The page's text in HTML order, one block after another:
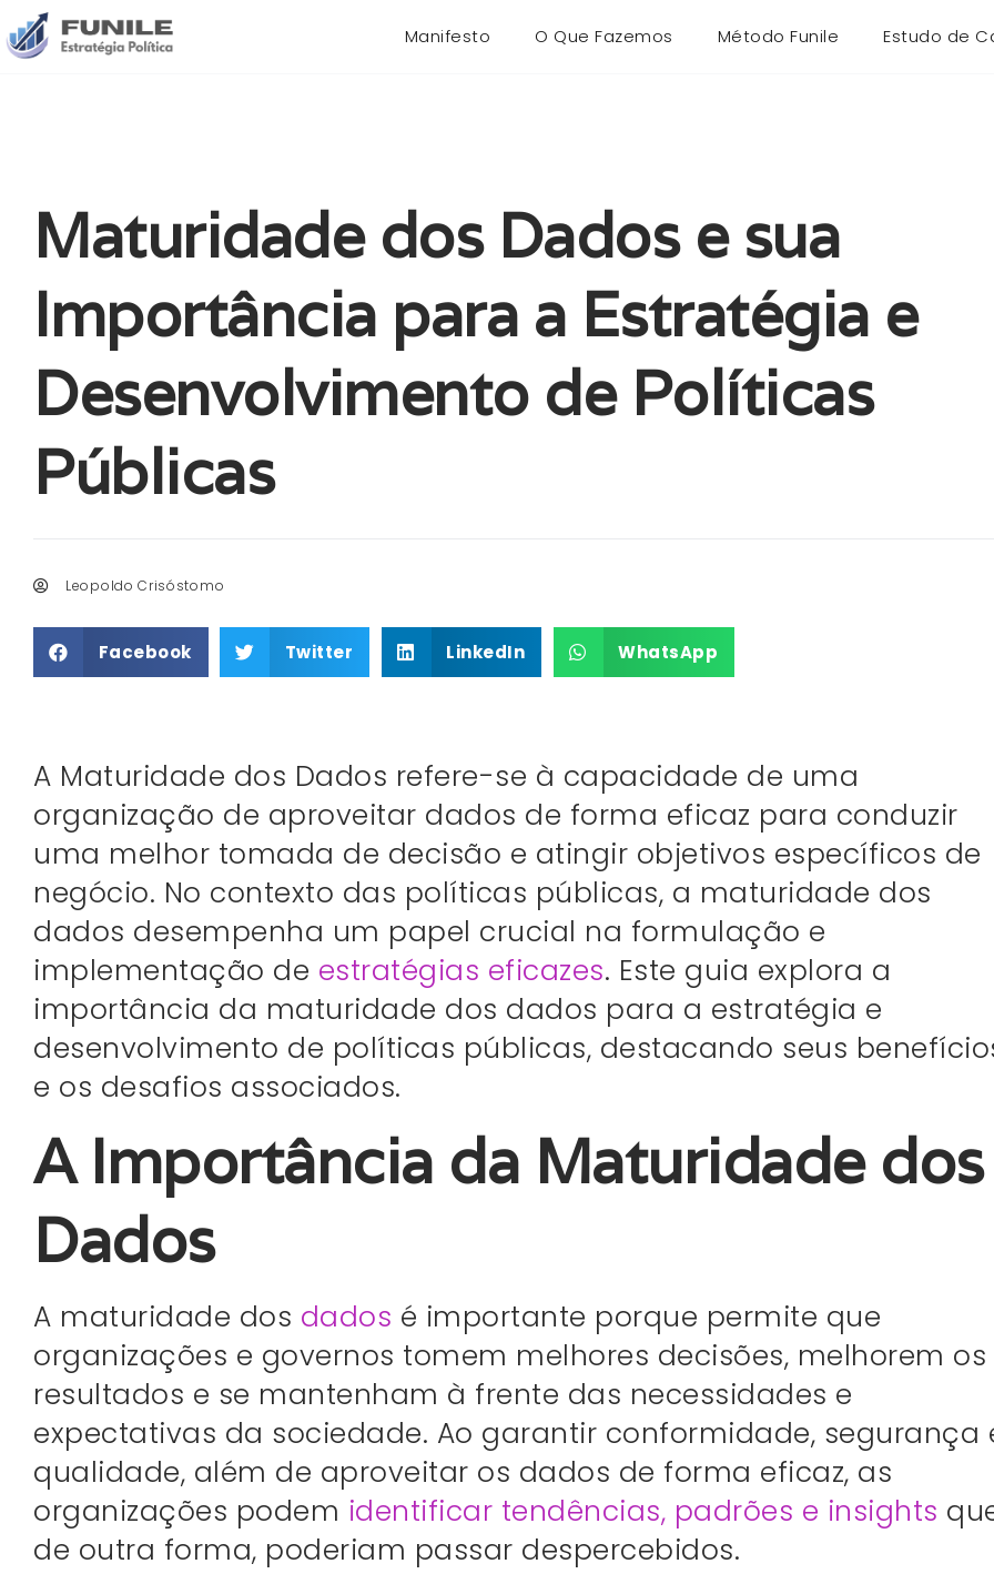
Manifesto O Que Fazemos Método Funile Estudo de
Maturidade dos Dados e sua
Importância para a Estratégia e
Desenvolvimento de Políticas
Públicas
Leopoldo Crisóstomo
Facebook Twitter LinkedIn WhatsApp
A Maturidade dos Dados refere-se à capacidade de uma
organização de aproveitar dados de forma eficaz para conduzir
uma melhor tomada de decisão e atingir objetivos específicos de
negócio. No contexto das políticas públicas, a maturidade dos
dados desempenha um papel crucial na formulação e
implementação de estratégias eficazes. Este guia explora a
importância da maturidade dos dados para a estratégia e
desenvolvimento de políticas públicas, destacando seus
e os desafios associados.
A Importância da Maturidade dos
Dados
A maturidade dos dados é importante porque permite que
organizações e governos tomem melhores decisões, melhorem os
resultados e se mantenham à frente das necessidades e
expectativas da sociedade. Ao garantir conformidade, segurança
qualidade, além de aproveitar os dados de forma eficaz, as
organizações podem identificar tendências, padrões e insights
de outra forma, poderiam passar despercebidos.